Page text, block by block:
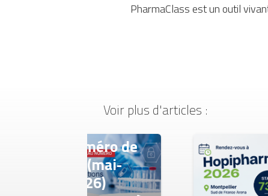
PharmaClass est un outil
Voir plus d'articles :